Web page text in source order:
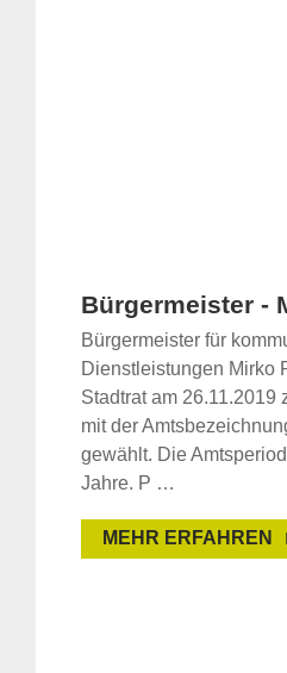
Bürgermeister -
Bürgermeister für
Dienstleistungen Mirko
Stadtrat am 26.11.2019
mit der
gewählt. Die
Jahre. P …
MEHR ERFAHREN